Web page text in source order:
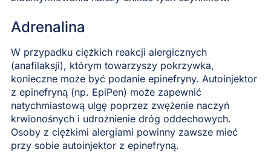
Adrenalina
W przypadku ciężkich reakcji alergicznych
(anafilaksji), którym towarzyszy pokrzywka,
konieczne może być podanie epinefryny. Autoinjektor
z epinefryną (np. EpiPen) może zapewnić
natychmiastową ulgę poprzez zwężenie naczyń
krwionośnych i udrożnienie dróg oddechowych.
Osoby z ciężkimi alergiami powinny zawsze mieć
przy sobie autoinjektor z epinefryną.